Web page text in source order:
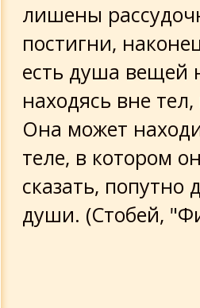
лишены
постигни,
есть душа вещей
находясь вне
Она может
теле, в котором
сказать,
души. (Стобей,